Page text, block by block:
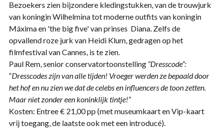
Bezoekers zien bijzondere kledingstukken, van de trouwjurk
van koningin Wilhelmina tot moderne outfits van koningin
Máxima en 'the big five' van prinses Diana. Zelfs de
opvallend roze jurk van Heidi Klum, gedragen op het
filmfestival van Cannes, is te zien.
Paul Rem, senior conservatortoonstelling “Dresscode”:
“Dresscodes zijn van alle tijden! Vroeger werden ze bepaald door
het hof en nu zien we dat de celebs en influencers de toon zetten.
Maar niet zonder een koninklijk tintje!”
Kosten: Entree € 21,00 pp (met museumkaart en Vip-kaart
vrij toegang, de laatste ook met een introducé).